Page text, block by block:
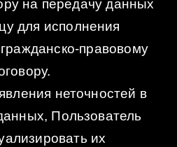
на передачу данных
для исполнения
правовому
неточностей в
Пользователь
их